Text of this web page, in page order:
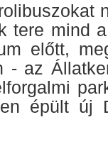
tere mind
előtt,
- az
épült új